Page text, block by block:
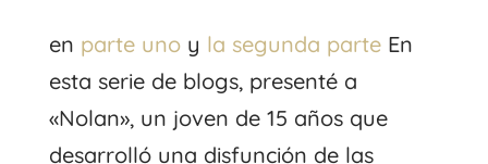
en parte unoy la segunda parteEn
esta serie de blogs, presenté a
«Nolan», un joven de 15 años que
desarrolló una disfunción de las